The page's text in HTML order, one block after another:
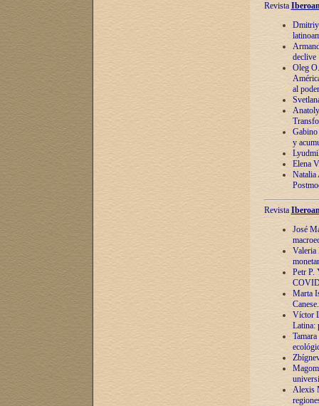
Revista
Dmitriy
declive
Oleg
al poder
y
Elena
Natalia
Revista
José
Valeria
Petr P.
Marta
Víctor
Latina:
Alexis